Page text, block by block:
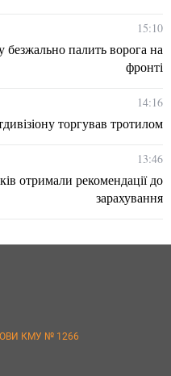
15:10
палить ворога на
фронті
14:16
торгував тротилом
13:46
отримали рекомендації до
зарахування
КМУ № 1266